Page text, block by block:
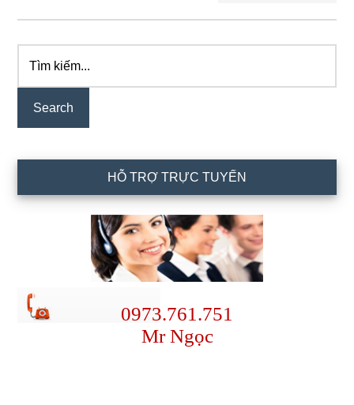
Primary
Sidebar
kiếm...
HỖ TRỢ TRỰC TUYẾN
0973.761.751
Mr Ngọc